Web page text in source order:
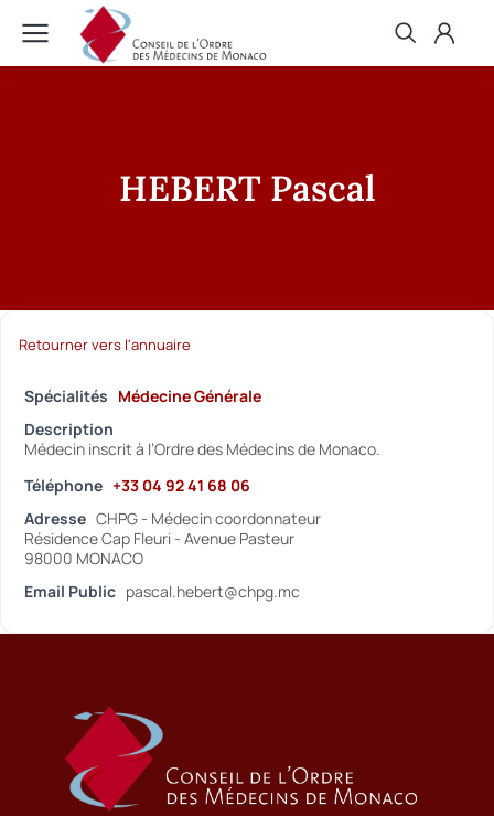
HEBERT Pascal
Retourner vers l'annuaire
Spécialités Médecine Générale
Description
Médecin inscrit à l’Ordre des Médecins de Monaco.
Téléphone +33 04 92 41 68 06
Adresse CHPG - Médecin coordonnateur
Résidence Cap Fleuri - Avenue Pasteur
98000 MONACO
Email Public pascal.hebert@chpg.mc